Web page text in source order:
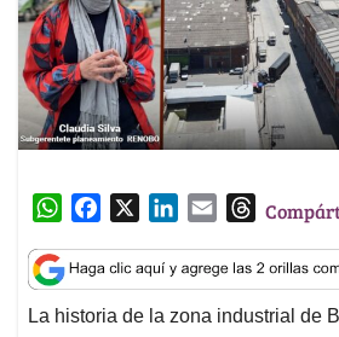
W
a
t
s
c
e
b
n
k
e
a
i
l
T
r
e
a
La historia de la zona industrial de